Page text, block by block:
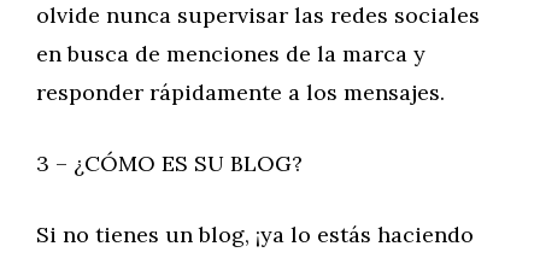
olvide nunca supervisar las redes sociales
en busca de menciones de la marca y
responder rápidamente a los mensajes.
3 – ¿CÓMO ES SU BLOG?
Si no tienes un blog, ¡ya lo estás haciendo